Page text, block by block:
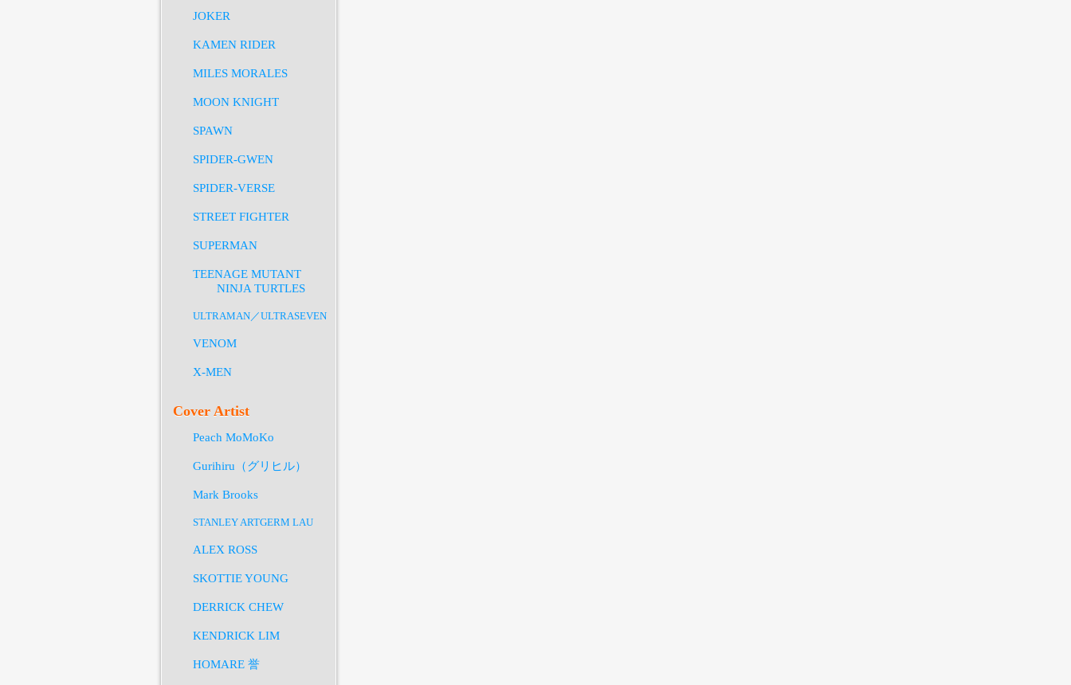
JOKER
KAMEN RIDER
MILES MORALES
MOON KNIGHT
SPAWN
SPIDER-GWEN
SPIDER-VERSE
STREET FIGHTER
SUPERMAN
TEENAGE MUTANT
NINJA TURTLES
ULTRAMAN／ULTRASEVEN
VENOM
X-MEN
Cover Artist
Peach MoMoKo
Gurihiru（グリヒル）
Mark Brooks
STANLEY ARTGERM LAU
ALEX ROSS
SKOTTIE YOUNG
DERRICK CHEW
KENDRICK LIM
HOMARE 誉